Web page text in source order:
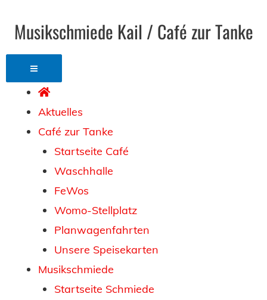
Musikschmiede Kail / Café zur Tanke
Aktuelles
Café zur Tanke
Startseite Café
Waschhalle
FeWos
Womo-Stellplatz
Planwagenfahrten
Unsere Speisekarten
Musikschmiede
Startseite Schmiede